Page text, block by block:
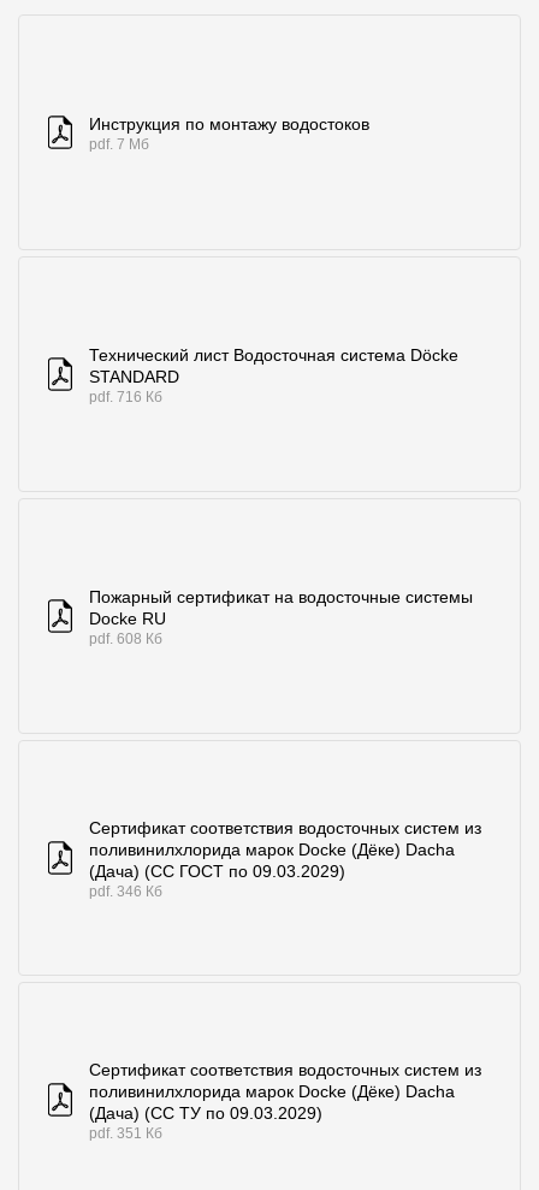
Инструкция по монтажу водостоков
pdf. 7 Мб
Технический лист Водосточная система Döcke
STANDARD
pdf. 716 Кб
Пожарный сертификат на водосточные системы
Docke RU
pdf. 608 Кб
Сертификат соответствия водосточных систем из
поливинилхлорида марок Docke (Дёке) Dacha
(Дача) (СС ГОСТ по 09.03.2029)
pdf. 346 Кб
Сертификат соответствия водосточных систем из
поливинилхлорида марок Docke (Дёке) Dacha
(Дача) (СС ТУ по 09.03.2029)
pdf. 351 Кб